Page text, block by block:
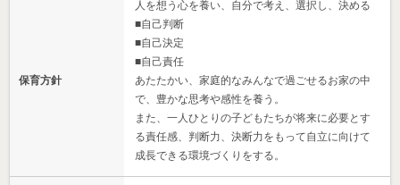
保育方針
人を想う心を養い、自分で考え、選択し、決める
■自己判断
■自己決定
■自己責任
あたたかい、家庭的なみんなで過ごせるお家の中
で、豊かな思考や感性を養う。
また、一人ひとりの子どもたちが将来に必要とす
る責任感、判断力、決断力をもって自立に向けて
成長できる環境づくりをする。